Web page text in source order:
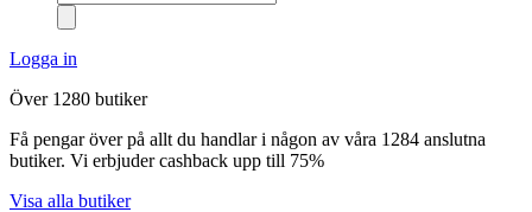
Logga in
Över 1280 butiker
Få pengar över på allt du handlar i någon av våra 1284 anslutna
butiker. Vi erbjuder cashback upp till 75%
Visa alla butiker